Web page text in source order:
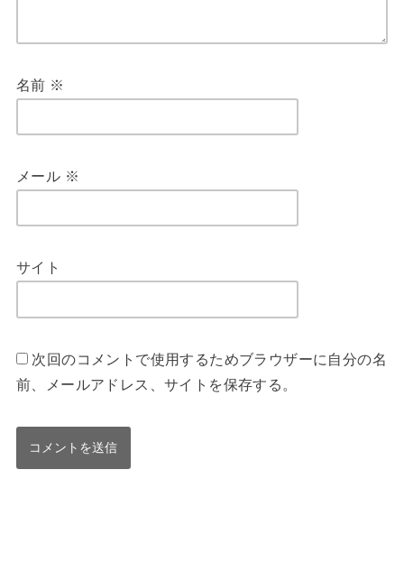
名前 ※
メール ※
サイト
次回のコメントで使用するためブラウザーに自分の名
前、メールアドレス、サイトを保存する。